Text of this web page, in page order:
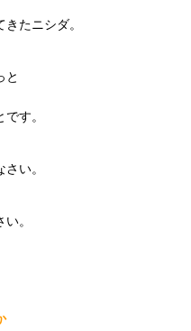
たニシダ。
と
す。
い。
。